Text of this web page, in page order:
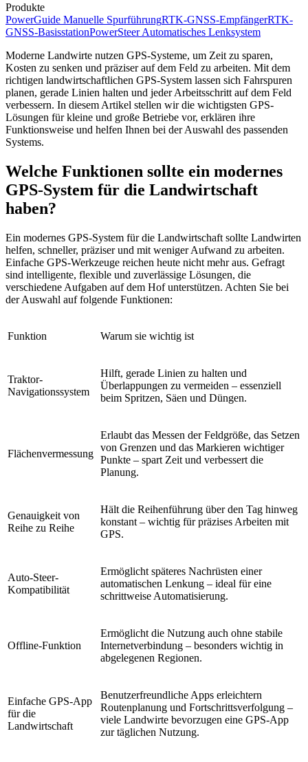
Produkte
PowerGuide Manuelle SpurführungRTK-GNSS-EmpfängerRTK-
GNSS-BasisstationPowerSteer Automatisches Lenksystem
Moderne Landwirte nutzen GPS-Systeme, um Zeit zu sparen,
Kosten zu senken und präziser auf dem Feld zu arbeiten. Mit dem
richtigen landwirtschaftlichen GPS-System lassen sich Fahrspuren
planen, gerade Linien halten und jeder Arbeitsschritt auf dem Feld
verbessern. In diesem Artikel stellen wir die wichtigsten GPS-
Lösungen für kleine und große Betriebe vor, erklären ihre
Funktionsweise und helfen Ihnen bei der Auswahl des passenden
Systems.
Welche Funktionen sollte ein modernes
GPS-System für die Landwirtschaft
haben?
Ein modernes GPS-System für die Landwirtschaft sollte Landwirten
helfen, schneller, präziser und mit weniger Aufwand zu arbeiten.
Einfache GPS-Werkzeuge reichen heute nicht mehr aus. Gefragt
sind intelligente, flexible und zuverlässige Lösungen, die
verschiedene Aufgaben auf dem Hof unterstützen. Achten Sie bei
der Auswahl auf folgende Funktionen:
Funktion Warum sie wichtig ist
Traktor-
Navigationssystem
Hilft, gerade Linien zu halten und
Überlappungen zu vermeiden – essenziell
beim Spritzen, Säen und Düngen.
Flächenvermessung
Erlaubt das Messen der Feldgröße, das Setzen
von Grenzen und das Markieren wichtiger
Punkte – spart Zeit und verbessert die
Planung.
Genauigkeit von
Reihe zu Reihe
Hält die Reihenführung über den Tag hinweg
konstant – wichtig für präzises Arbeiten mit
GPS.
Auto-Steer-
Kompatibilität
Ermöglicht späteres Nachrüsten einer
automatischen Lenkung – ideal für eine
schrittweise Automatisierung.
Offline-Funktion
Ermöglicht die Nutzung auch ohne stabile
Internetverbindung – besonders wichtig in
abgelegenen Regionen.
Einfache GPS-App
für die
Landwirtschaft
Benutzerfreundliche Apps erleichtern
Routenplanung und Fortschrittsverfolgung –
viele Landwirte bevorzugen eine GPS-App
zur täglichen Nutzung.